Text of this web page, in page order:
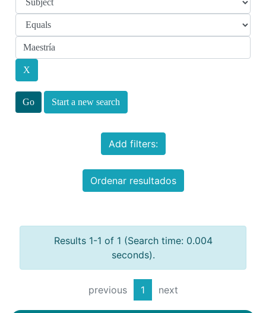
Start a new search
Add filters:
Ordenar resultados
Results 1-1 of 1 (Search time: 0.004
seconds).
previous 1 next